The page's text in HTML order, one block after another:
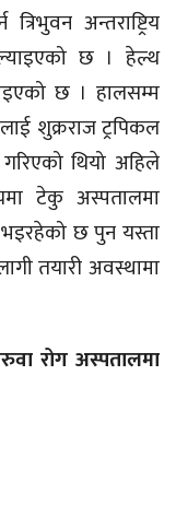
अन्तराष्ट्रिय
छ । हेल्थ
छ । हालसम्म
शुक्रराज ट्रपिकल
थियो अहिले
टेकु अस्पतालमा
छ पुन यस्ता
तयारी अवस्थामा
रोग अस्पतालमा